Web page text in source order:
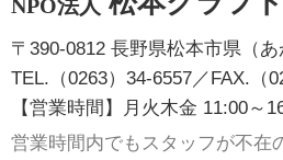
NPO法人
〒390-0812 長野県松本市県（
TEL.（0263）34-6557／FAX.（
【営業時間】月火木金 11:00～
営業時間内でもスタッフが不在